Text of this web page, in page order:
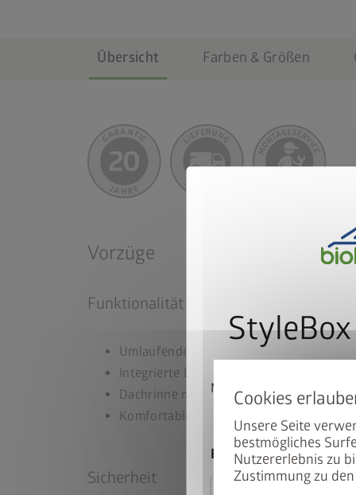
Unsere Seite
bestmögliches
Nutzererlebnis zu
Zustimmung zu
Übersicht Farben & Größen
Vorzüge
Funktionalität
Umlaufendes Acrylglas-Lichtband sorgt
Integrierte Dachrinne mit Anschluss für
Dachrinne mit integriertem Laubfänger
Komfortable Türöffnung mit
Sicherheit
Melden Sie sich jetzt für
landen Sie
E-Mail